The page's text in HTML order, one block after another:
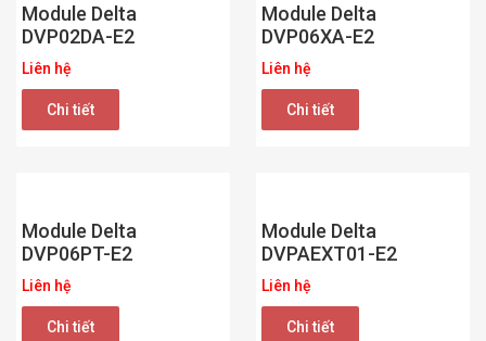
Module Delta
DVP02DA-E2
Liên hệ
Chi tiết
Module Delta
DVP06XA-E2
Liên hệ
Chi tiết
Module Delta
DVP06PT-E2
Liên hệ
Chi tiết
Module Delta
DVPAEXT01-E2
Liên hệ
Chi tiết